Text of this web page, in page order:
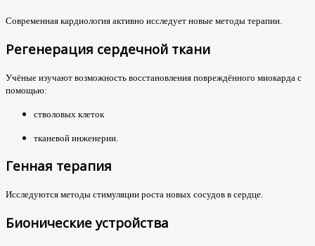
Современная кардиология активно исследует новые методы терапии.
Регенерация сердечной ткани
Учёные изучают возможность восстановления повреждённого миокарда с
помощью:
стволовых клеток
тканевой инженерии.
Генная терапия
Исследуются методы стимуляции роста новых сосудов в сердце.
Бионические устройства